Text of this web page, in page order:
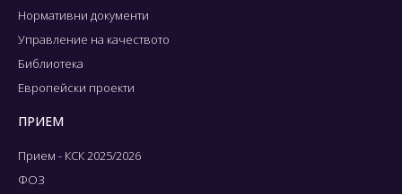
Нормативни документи
Управление на качеството
Библиотека
Европейски проекти
ПРИЕМ
Прием - КСК 2025/2026
ФОЗ